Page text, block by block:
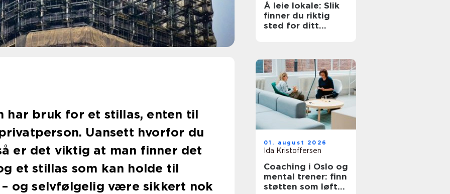
har bruk for et stillas, enten til
Uansett hvorfor du
er det viktig at man finner det
et stillas som kan holde til
og selvfølgelig være sikkert nok
Å leie lokale: Slik
finner du riktig
sted for ditt
01. august 2026
Ida Kristoffersen
Coaching i Oslo og
mental trener: finn
støtten som løfter